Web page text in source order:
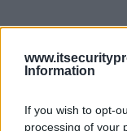
Information
If you wish to opt-
processing of your